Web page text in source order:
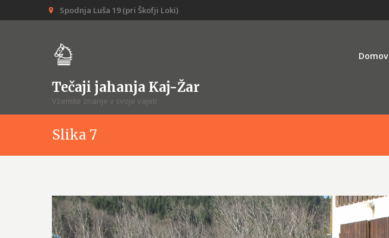
Spodnja Luša 19 (pri Škofji Loki)
Tečaji jahanja Kaj-Žar
Vzemite znanje v svoje vajeti
Domov
Slika 7